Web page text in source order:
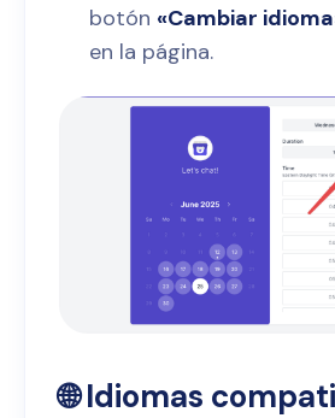
botón «Cambiar
en la página.
🌐 Idiomas